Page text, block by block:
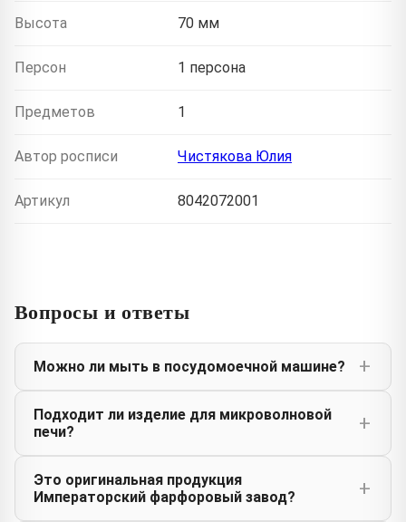
Высота 70 мм
Персон 1 персона
Предметов 1
Автор росписи Чистякова Юлия
Артикул 8042072001
Вопросы и ответы
Можно ли мыть в посудомоечной машине?
Подходит ли изделие для микроволновой
печи?
Это оригинальная продукция
Императорский фарфоровый завод?